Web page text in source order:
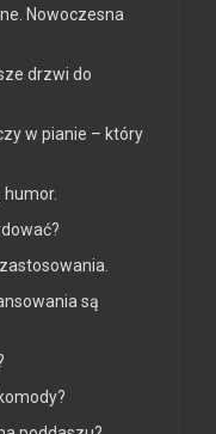
Nowoczesna
drzwi do
w pianie – który
są